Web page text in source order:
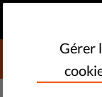
Gérer